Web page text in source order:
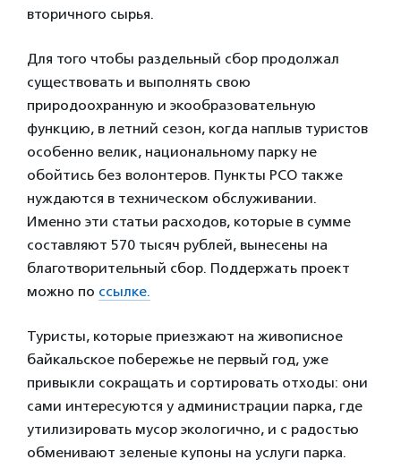
вторичного сырья.
Для того чтобы раздельный сбор продолжал
существовать и выполнять свою
природоохранную и экообразовательную
функцию, в летний сезон, когда наплыв туристов
особенно велик, национальному парку не
обойтись без волонтеров. Пункты РСО также
нуждаются в техническом обслуживании.
Именно эти статьи расходов, которые в сумме
составляют 570 тысяч рублей, вынесены на
благотворительный сбор. Поддержать проект
можно по ссылке.
Туристы, которые приезжают на живописное
байкальское побережье не первый год, уже
привыкли сокращать и сортировать отходы: они
сами интересуются у администрации парка, где
утилизировать мусор экологично, и с радостью
обменивают зеленые купоны на услуги парка.